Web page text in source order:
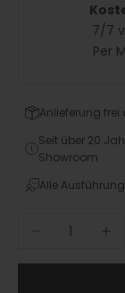
7/7
Per
Anlieferung
Seit über 20
Showroom
Alle
Anzahl verringern